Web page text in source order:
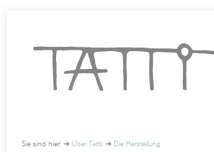
Sie sind hier: ➜ Über Tattii ➜ Die Herstellung